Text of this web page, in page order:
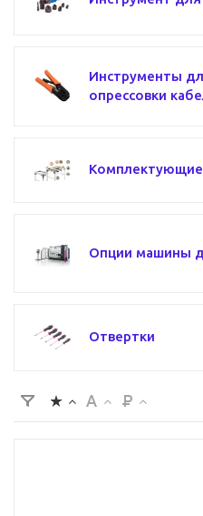
Инструменты
опрессовки
Опции машины
Отвертки